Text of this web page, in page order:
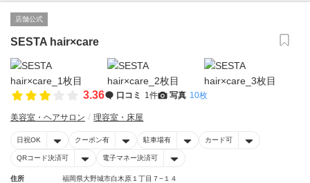
店舗公式
SESTA hair×care
3.36 口コミ 1件 写真 10枚
美容室・ヘアサロン 理容室・床屋
日祝OK クーポン有 駐車場有 カード可
QRコード決済可 電子マネー決済可
住所
福岡県大野城市白木原１丁目７−１４